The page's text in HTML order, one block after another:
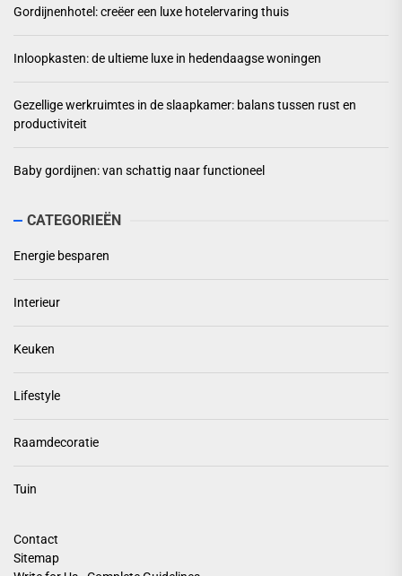
Gordijnenhotel: creëer een luxe hotelervaring thuis
Inloopkasten: de ultieme luxe in hedendaagse woningen
Gezellige werkruimtes in de slaapkamer: balans tussen rust en
productiviteit
Baby gordijnen: van schattig naar functioneel
CATEGORIEËN
Energie besparen
Interieur
Keuken
Lifestyle
Raamdecoratie
Tuin
Contact
Sitemap